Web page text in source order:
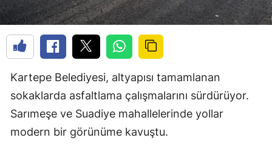
Kartepe Belediyesi, altyapısı tamamlanan
sokaklarda asfaltlama çalışmalarını sürdürüyor.
Sarımeşe ve Suadiye mahallelerinde yollar
modern bir görünüme kavuştu.